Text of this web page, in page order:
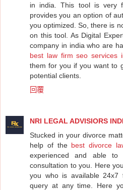
in india. This tool is very
provides you an option of
you optimized. So, there is
on this tool. As Digital
company in india who are
best law firm seo services
them for you if you want to
potential clients.
回覆
NRI LEGAL ADVISIORS
Stucked in your divorce
help of the best divorce
experienced and able
consultation to you. Here
you who is available
query at any time. Here